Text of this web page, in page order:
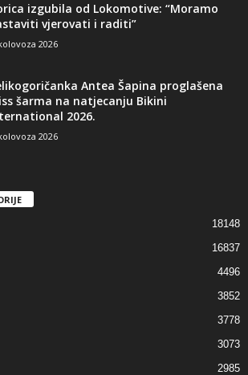
izgubila od Lokomotive: “Moramo
vjerovati i raditi”
2026
Antea Šapina proglašena
šarma na natjecanju Bikini
2026.
2026
18148
16837
4496
3852
3778
3073
2985